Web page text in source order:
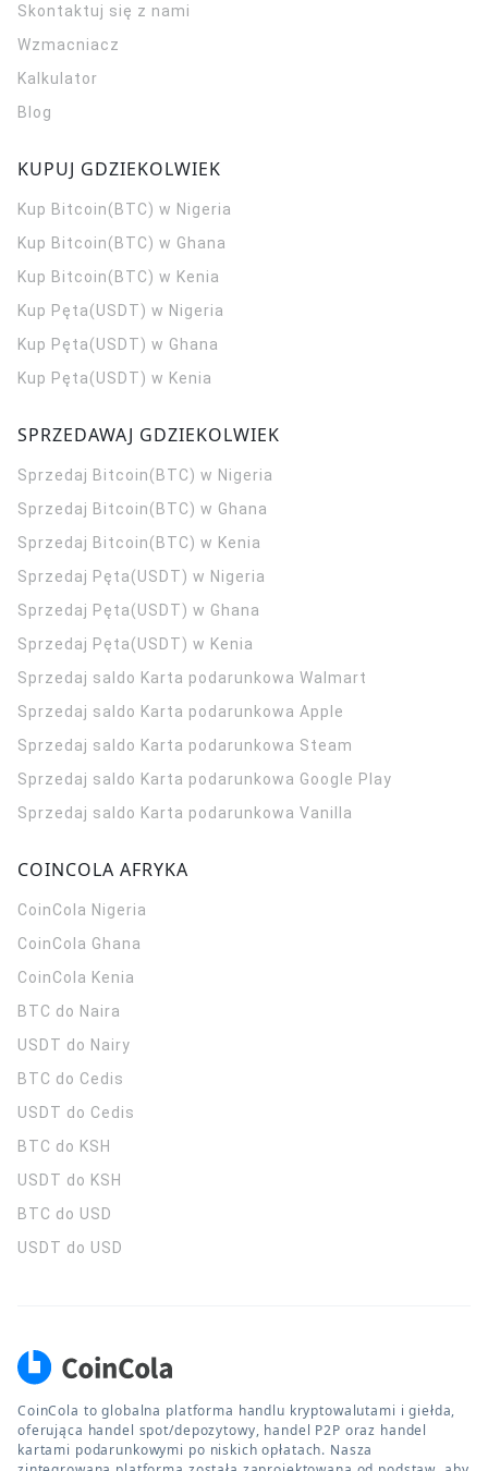
Skontaktuj się z nami
Wzmacniacz
Kalkulator
Blog
KUPUJ GDZIEKOLWIEK
Kup Bitcoin(BTC) w Nigeria
Kup Bitcoin(BTC) w Ghana
Kup Bitcoin(BTC) w Kenia
Kup Pęta(USDT) w Nigeria
Kup Pęta(USDT) w Ghana
Kup Pęta(USDT) w Kenia
SPRZEDAWAJ GDZIEKOLWIEK
Sprzedaj Bitcoin(BTC) w Nigeria
Sprzedaj Bitcoin(BTC) w Ghana
Sprzedaj Bitcoin(BTC) w Kenia
Sprzedaj Pęta(USDT) w Nigeria
Sprzedaj Pęta(USDT) w Ghana
Sprzedaj Pęta(USDT) w Kenia
Sprzedaj saldo Karta podarunkowa Walmart
Sprzedaj saldo Karta podarunkowa Apple
Sprzedaj saldo Karta podarunkowa Steam
Sprzedaj saldo Karta podarunkowa Google Play
Sprzedaj saldo Karta podarunkowa Vanilla
COINCOLA AFRYKA
CoinCola Nigeria
CoinCola Ghana
CoinCola Kenia
BTC do Naira
USDT do Nairy
BTC do Cedis
USDT do Cedis
BTC do KSH
USDT do KSH
BTC do USD
USDT do USD
CoinCola to globalna platforma handlu kryptowalutami i giełda,
oferująca handel spot/depozytowy, handel P2P oraz handel
kartami podarunkowymi po niskich opłatach. Nasza